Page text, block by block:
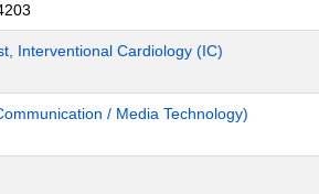
Interventional Cardiology (IC)
/ Media Technology)